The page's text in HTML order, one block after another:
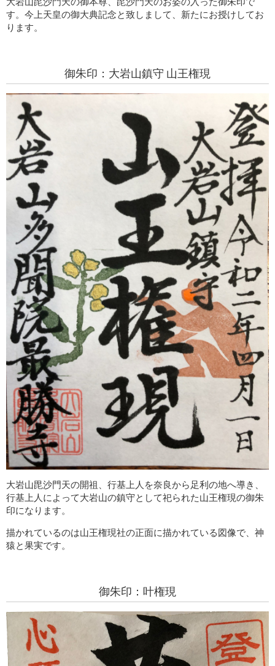
す。今上天皇の御大典記念と致しまして、新たにお授けしてお
ります。
御朱印：大岩山鎮守 山王権現
大岩山毘沙門天の開祖、行基上人を奈良から足利の地へ導き、
行基上人によって大岩山の鎮守として祀られた山王権現の御朱
印になります。
描かれているのは山王権現社の正面に描かれている図像で、神
猿と果実です。
御朱印：叶権現